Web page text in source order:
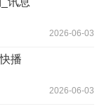
2026-06-03
播
2026-06-03